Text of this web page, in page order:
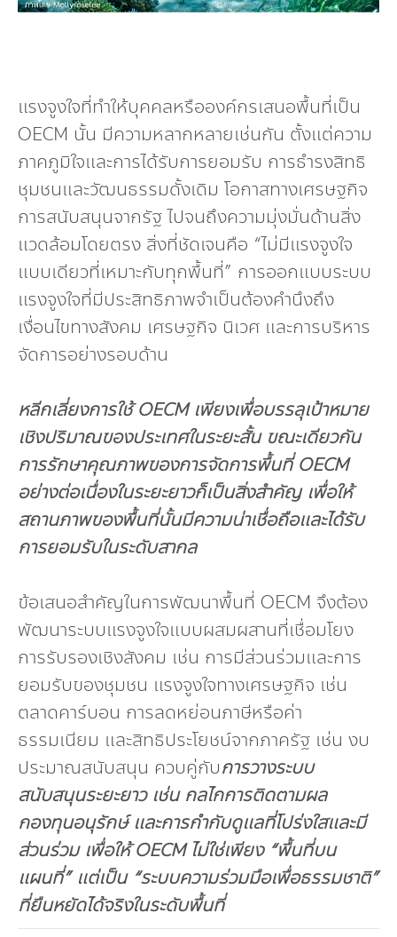
แรงจูงใจที่ทำให้บุคคลหรือองค์กรเสนอพื้นที่เป็น
OECM นั้น มีความหลากหลายเช่นกัน ตั้งแต่ความ
ภาคภูมิใจและการได้รับการยอมรับ การธำรงสิทธิ
ชุมชนและวัฒนธรรมดั้งเดิม โอกาสทางเศรษฐกิจ
การสนับสนุนจากรัฐ ไปจนถึงความมุ่งมั่นด้านสิ่ง
แวดล้อมโดยตรง สิ่งที่ชัดเจนคือ “ไม่มีแรงจูงใจ
แบบเดียวที่เหมาะกับทุกพื้นที่” การออกแบบระบบ
แรงจูงใจที่มีประสิทธิภาพจำเป็นต้องคำนึงถึง
เงื่อนไขทางสังคม เศรษฐกิจ นิเวศ และการบริหาร
จัดการอย่างรอบด้าน
หลีกเลี่ยงการใช้OECM เพียงเพื่อบรรลุเป้าหมาย
เชิงปริมาณของประเทศในระยะสั้น ขณะเดียวกัน
การรักษาคุณภาพของการจัดการพื้นที่ OECM
อย่างต่อเนื่องในระยะยาวก็เป็นสิ่งสำคัญ เพื่อให้
สถานภาพของพื้นที่นั้นมีความน่าเชื่อถือและได้รับ
การยอมรับในระดับสากล
ข้อเสนอสำคัญในการพัฒนาพื้นที่ OECM จึงต้อง
พัฒนาระบบแรงจูงใจแบบผสมผสานที่เชื่อมโยง
การรับรองเชิงสังคม เช่น การมีส่วนร่วมและการ
ยอมรับของชุมชน แรงจูงใจทางเศรษฐกิจ เช่น
ตลาดคาร์บอน การลดหย่อนภาษีหรือค่า
ธรรมเนียม และสิทธิประโยชน์จากภาครัฐ เช่น งบ
ประมาณสนับสนุน ควบคู่กับการวางระบบ
สนับสนุนระยะยาว เช่น กลไกการติดตามผล
กองทุนอนุรักษ์ และการกำกับดูแลที่โปร่งใสและมี
ส่วนร่วม เพื่อให้OECM ไม่ใช่เพียง “พื้นที่บน
แผนที่” แต่เป็น “ระบบความร่วมมือเพื่อธรรมชาติ”
ที่ยืนหยัดได้จริงในระดับพื้นที่